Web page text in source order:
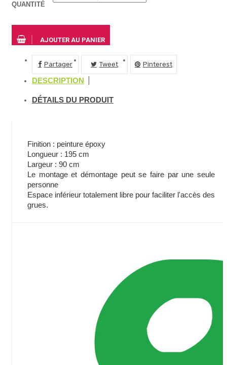
QUANTITÉ
AJOUTER AU PANIER
Partager Tweet Pinterest
DESCRIPTION
DÉTAILS DU PRODUIT
Finition : peinture époxy
Longueur : 195 cm
Largeur : 90 cm
Le montage et démontage peut se faire par une seule
personne
Espace inférieur totalement libre pour faciliter l'accès des
grues.